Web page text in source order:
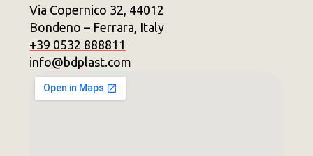
Via Copernico 32, 44012
Bondeno – Ferrara, Italy
+39 0532 888811
info@bdplast.com